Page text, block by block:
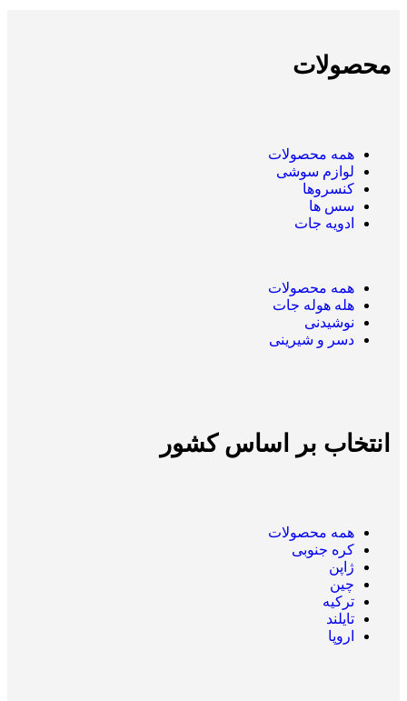
محصولات
همه محصولات
لوازم سوشی
کنسروها
سس ها
ادویه جات
همه محصولات
هله هوله جات
نوشیدنی
دسر و شیرینی
انتخاب بر اساس کشور
همه محصولات
کره جنوبی
ژاپن
چین
ترکیه
تایلند
اروپا